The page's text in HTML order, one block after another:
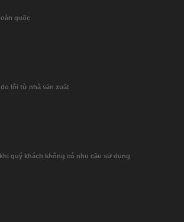
quốc
lỗi từ nhà sản xuất
quý khách không có nhu cầu sử dụng